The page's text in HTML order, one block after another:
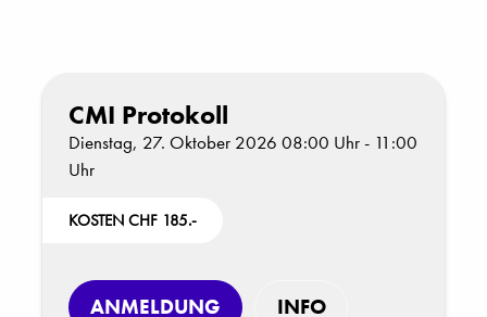
CMI Protokoll
Dienstag, 27. Oktober 2026 08:00 Uhr - 11:00
Uhr
KOSTEN CHF 185.-
ANMELDUNG INFO